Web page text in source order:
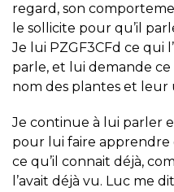
regard, son
le sollicite pour qu’il
Je lui PZGF3CFd ce qui
parle, et lui demande
nom des plantes et leur
Je continue à lui parler
pour lui faire apprendre
ce qu’il connait déjà,
l’avait déjà vu. Luc me